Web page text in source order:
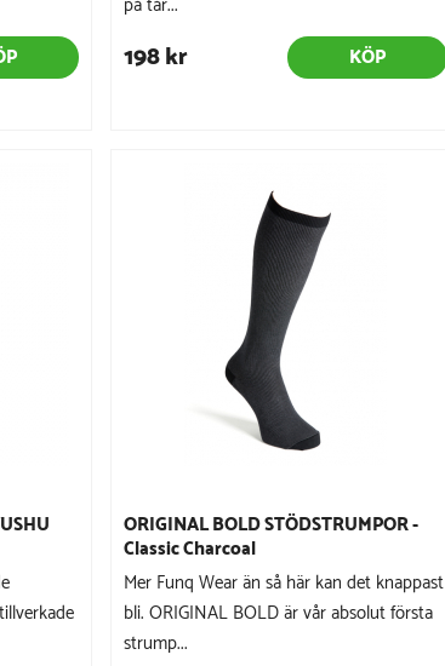
198 kr KÖP
ORIGINAL BOLD STÖDSTRUMPOR -
Classic Charcoal
Mer Funq Wear än så här kan det knappast
bli. ORIGINAL BOLD är vår absolut första
strump...